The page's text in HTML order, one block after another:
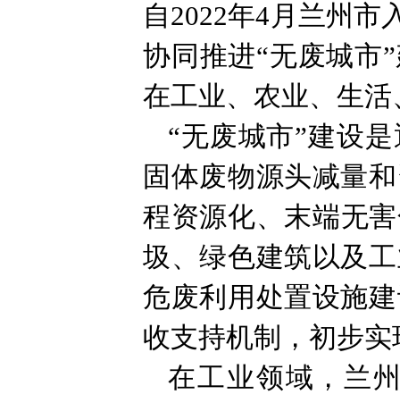
自2022年4月兰州市
协同推进“无废城市
在工业、农业、生
“无废城市”建设
固体废物源头减量
程资源化、末端无
圾、绿色建筑以及
危废利用处置设施
收支持机制，初步
在工业领域，兰